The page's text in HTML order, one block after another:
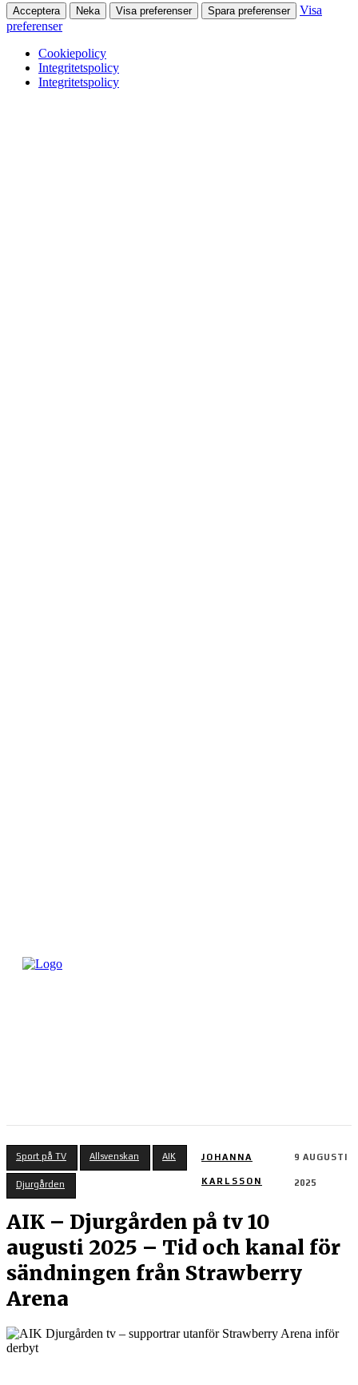
Acceptera Neka Visa preferenser Spara preferenser
Visa
preferenser
Cookiepolicy
Integritetspolicy
Integritetspolicy
Sport på TV Allsvenskan AIK
Djurgården
JOHANNA
KARLSSON
9 AUGUSTI
2025
AIK – Djurgården på tv 10
augusti 2025 – Tid och kanal för
sändningen från Strawberry
Arena